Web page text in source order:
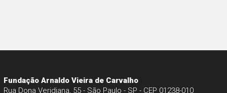
Fundação Arnaldo Vieira de Carvalho
Rua Dona Veridiana, 55 - São Paulo - SP - CEP 01238-010